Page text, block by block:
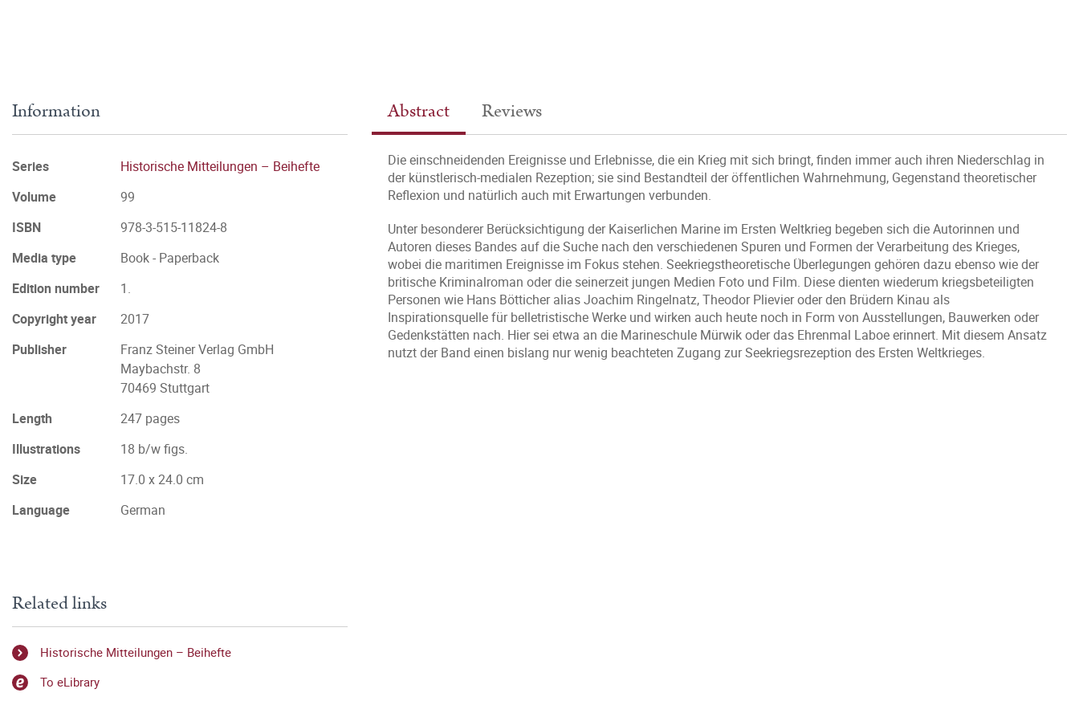
Abstract Reviews
Die einschneidenden Ereignisse und Erlebnisse, die ein Krieg mit sich bringt, finden immer auch ihren Niederschlag in
der künstlerisch-medialen Rezeption; sie sind Bestandteil der öffentlichen Wahrnehmung, Gegenstand theoretischer
Reflexion und natürlich auch mit Erwartungen verbunden.
Unter besonderer Berücksichtigung der Kaiserlichen Marine im Ersten Weltkrieg begeben sich die Autorinnen und
Autoren dieses Bandes auf die Suche nach den verschiedenen Spuren und Formen der Verarbeitung des Krieges,
wobei die maritimen Ereignisse im Fokus stehen. Seekriegstheoretische Überlegungen gehören dazu ebenso wie der
britische Kriminalroman oder die seinerzeit jungen Medien Foto und Film. Diese dienten wiederum kriegsbeteiligten
Personen wie Hans Bötticher alias Joachim Ringelnatz, Theodor Plievier oder den Brüdern Kinau als
Inspirationsquelle für belletristische Werke und wirken auch heute noch in Form von Ausstellungen, Bauwerken oder
Gedenkstätten nach. Hier sei etwa an die Marineschule Mürwik oder das Ehrenmal Laboe erinnert. Mit diesem Ansatz
nutzt der Band einen bislang nur wenig beachteten Zugang zur Seekriegsrezeption des Ersten Weltkrieges.
Information
Series
Historische Mitteilungen – Beihefte
Volume
99
ISBN
978-3-515-11824-8
Media type
Book - Paperback
Edition number
1.
Copyright year
2017
Publisher
Franz Steiner Verlag GmbH
Maybachstr. 8
70469 Stuttgart
Length
247 pages
Illustrations
18 b/w figs.
Size
17.0 x 24.0 cm
Language
German
Related links
Historische Mitteilungen – Beihefte
To eLibrary